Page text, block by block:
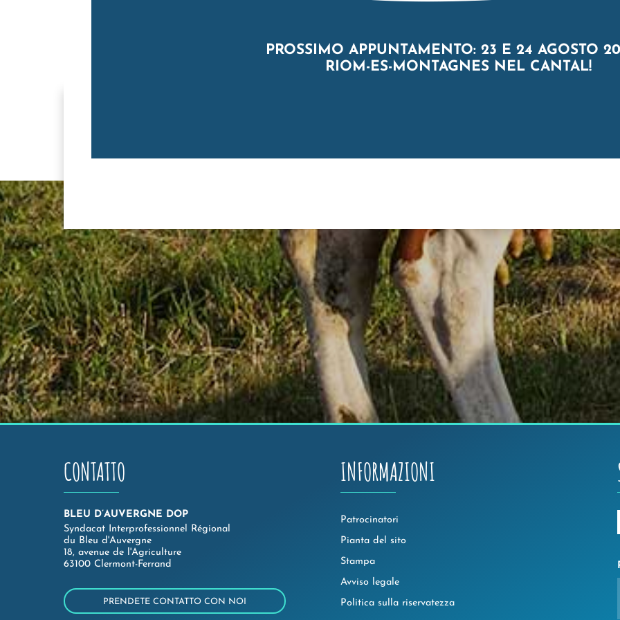
PROSSIMO APPUNTAMENTO: 23 E 24 AGOSTO
RIOM-ES-MONTAGNES NEL CANTAL!
CONTATTO
BLEU D’AUVERGNE DOP
Syndacat Interprofessionnel Régional
du Bleu d'Auvergne
18, avenue de l'Agriculture
63100 Clermont-Ferrand
PRENDETE CONTATTO CON NOI
INFORMAZIONI
Patrocinatori
Pianta del sito
Stampa
Avviso legale
Politica sulla riservatezza